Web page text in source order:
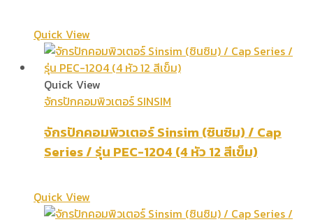
Quick View
Quick View
จักรปักคอมพิวเตอร์ SINSIM
จักรปักคอมพิวเตอร์ Sinsim (ซินซิม) / Cap
Series / รุ่น PEC-1204 (4 หัว 12 สีเข็ม)
Quick View